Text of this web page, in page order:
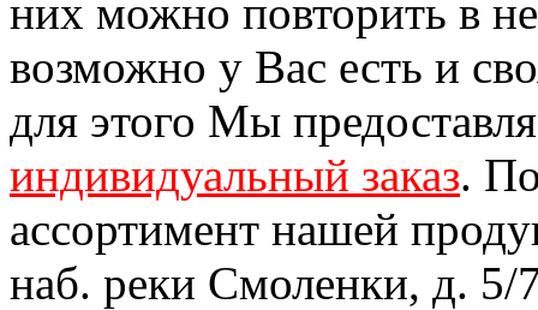
них можно повторить в
возможно у Вас есть и
для этого Мы
индивидуальный заказ.
ассортимент нашей
наб. реки Смоленки, д. 5/